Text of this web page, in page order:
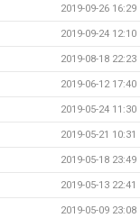
2019-09-26 16:29
2019-09-24 12:10
2019-08-18 22:23
2019-06-12 17:40
2019-05-24 11:30
2019-05-21 10:31
2019-05-18 23:49
2019-05-13 22:41
2019-05-09 23:08